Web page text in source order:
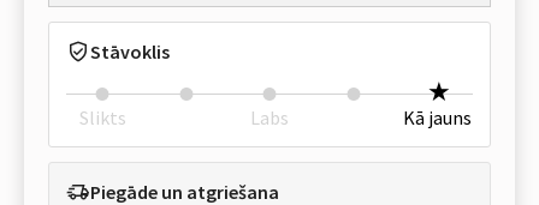
Stāvoklis
Slikts Labs Kā jauns
Piegāde un atgriešana